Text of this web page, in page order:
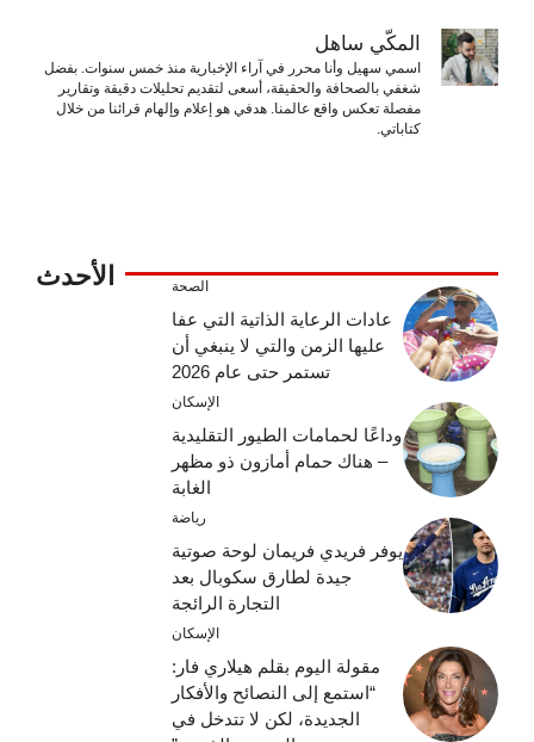
المكّي ساهل
اسمي سهيل وأنا محرر في آراء الإخبارية منذ خمس سنوات. بفضل
شغفي بالصحافة والحقيقة، أسعى لتقديم تحليلات دقيقة وتقارير
مفصلة تعكس واقع عالمنا. هدفي هو إعلام وإلهام قرائنا من خلال
كتاباتي.
الأحدث الصحة
عادات الرعاية الذاتية التي عفا
عليها الزمن والتي لا ينبغي أن
تستمر حتى عام 2026
الإسكان
وداعًا لحمامات الطيور التقليدية
– هناك حمام أمازون ذو مظهر
الغابة
رياضة
يوفر فريدي فريمان لوحة صوتية
جيدة لطارق سكوبال بعد
التجارة الرائجة
الإسكان
مقولة اليوم بقلم هيلاري فار:
“استمع إلى النصائح والأفكار
الجديدة، لكن لا تتدخل في